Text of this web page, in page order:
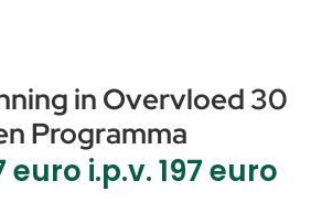
in Overvloed 30
Programma
euro i.p.v. 197 euro